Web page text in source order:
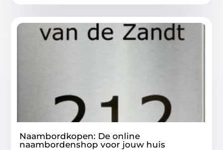
Naambordkopen: De online
naambordenshop voor jouw huis